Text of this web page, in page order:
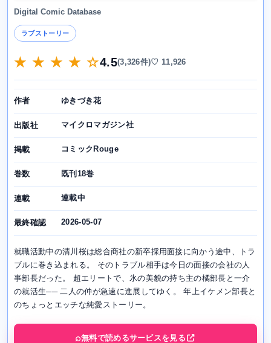
Digital Comic Database
ラブストーリー
★ ★ ★ ★ ☆4.5(3,326件)♡ 11,926
作者 ゆきづき花
出版社 マイクロマガジン社
掲載 コミックRouge
巻数 既刊18巻
連載 連載中
最終確認 2026-05-07
就職活動中の清川桜は総合商社の新卒採用面接に向かう途中、トラ
ブルに巻き込まれる。 そのトラブル相手は今日の面接の会社の人
事部長だった。 超エリートで、氷の美貌の持ち主の橘部長と一介
の就活生── 二人の仲が急速に進展してゆく。 年上イケメン部長と
のちょっとエッチな純愛ストーリー。
無料で読めるサービスを見る